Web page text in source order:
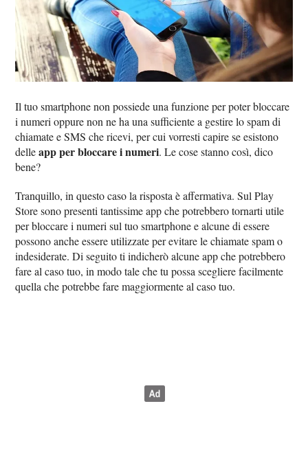
Il tuo smartphone non possiede una funzione per poter bloccare
i numeri oppure non ne ha una sufficiente a gestire lo spam di
chiamate e SMS che ricevi, per cui vorresti capire se esistono
delleapp per bloccare i numeri. Le cose stanno così, dico
bene?
Tranquillo, in questo caso la risposta è affermativa. Sul Play
Store sono presenti tantissime app che potrebbero tornarti utile
per bloccare i numeri sul tuo smartphone e alcune di essere
possono anche essere utilizzate per evitare le chiamate spam o
indesiderate. Di seguito ti indicherò alcune app che potrebbero
fare al caso tuo, in modo tale che tu possa scegliere facilmente
quella che potrebbe fare maggiormente al caso tuo.